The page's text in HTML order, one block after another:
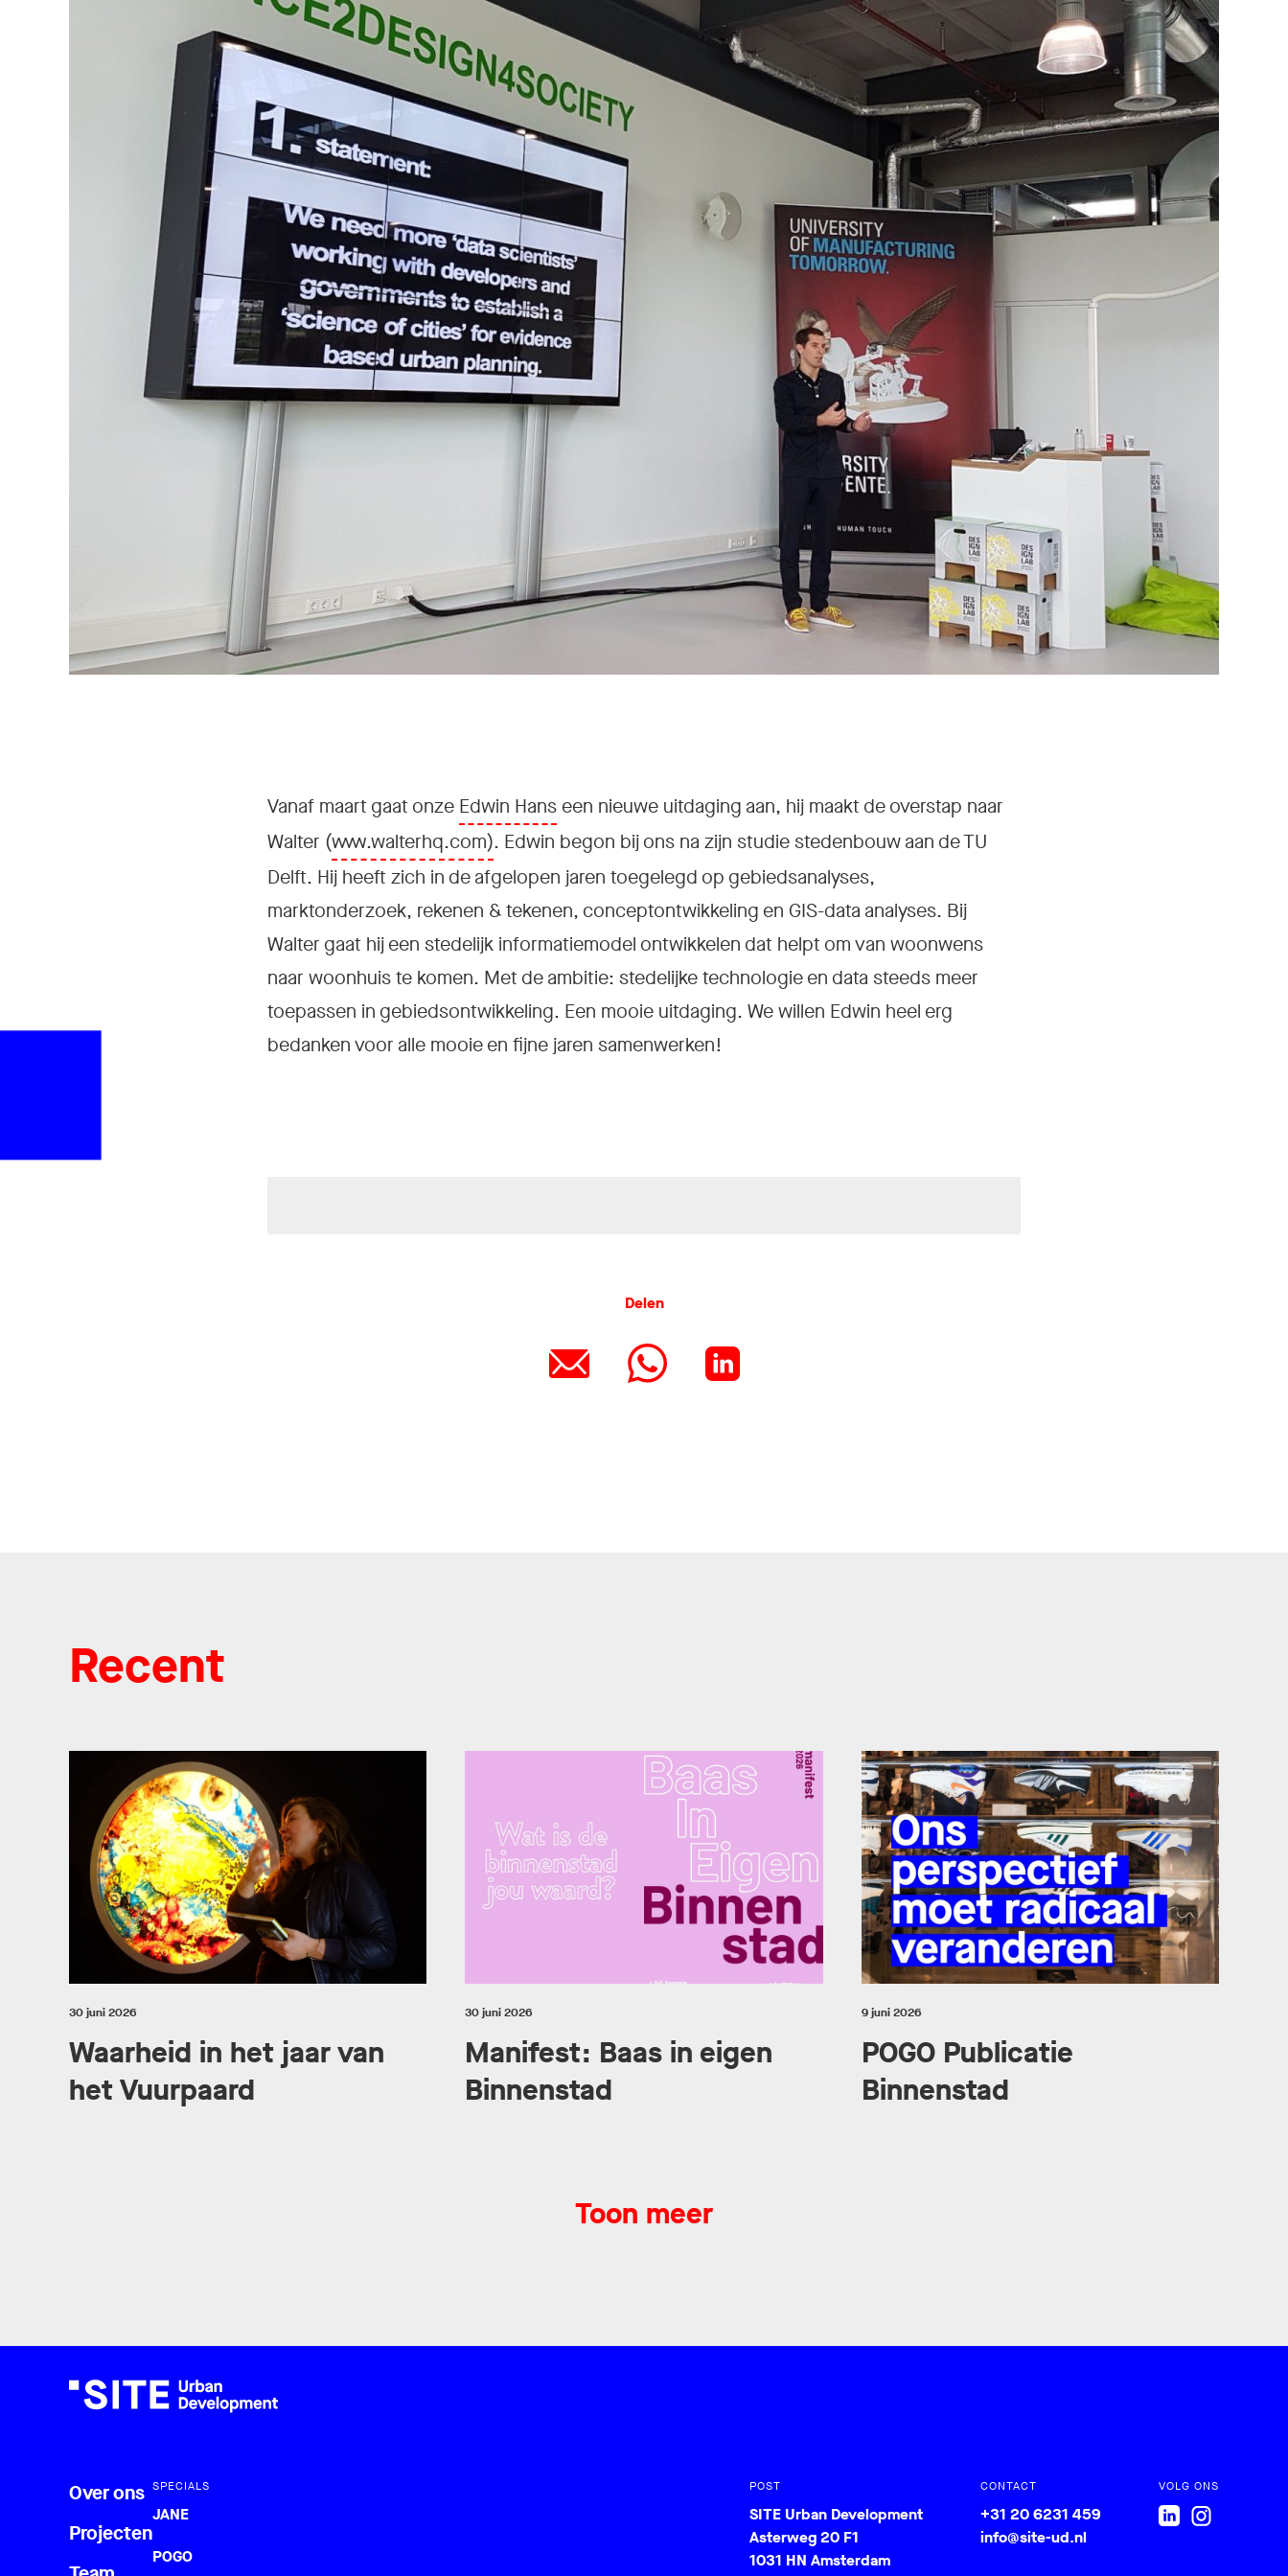
Vanaf maart gaat onze Edwin Hanseen nieuwe uitdaging aan, hij maakt de overstap naar
Walter (www.walterhq.com). Edwin begon bij ons na zijn studie stedenbouw aan de TU
Delft. Hij heeft zich in de afgelopen jaren toegelegd op gebiedsanalyses,
marktonderzoek, rekenen & tekenen, conceptontwikkeling en GIS-data analyses. Bij
Walter gaat hij een stedelijk informatiemodel ontwikkelen dat helpt om van woonwens
naar woonhuis te komen. Met de ambitie: stedelijke technologie en data steeds meer
toepassen in gebiedsontwikkeling. Een mooie uitdaging. We willen Edwin heel erg
bedanken voor alle mooie en fijne jaren samenwerken!
Delen
Recent
30 juni 2026
Waarheid in het jaar van
het Vuurpaard
30 juni 2026
Manifest: Baas in eigen
Binnenstad
9 juni 2026
POGO Publicatie
Binnenstad
Toon meer
Over ons
Projecten
SPECIALS
JANE
POGO
POST
SITE Urban Development
Asterweg 20 F1
1031 HN Amsterdam
CONTACT
+31 20 6231 459
info@site-ud.nl
VOLG ONS